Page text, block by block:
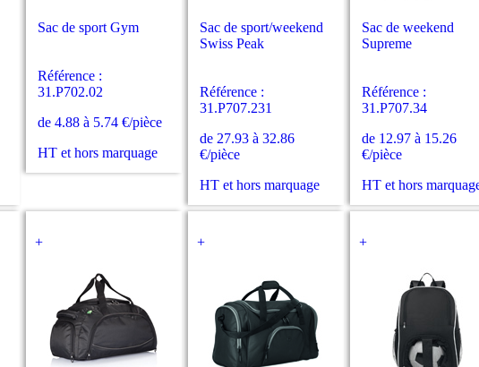
Sac de sport Gym
Référence :
31.P702.02
de 4.88 à 5.74 €/pièce
HT et hors marquage
Sac de sport/weekend
Swiss Peak
Référence :
31.P707.231
de 27.93 à 32.86
€/pièce
HT et hors marquage
Sac de weekend
Supreme
Référence :
31.P707.34
de 12.97 à 15.26
€/pièce
HT et hors
+ + +